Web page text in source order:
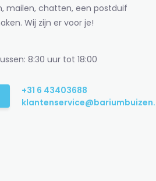
mailen, chatten, een postduif
Wij zijn er voor je!
8:30 uur tot 18:00
+31 6 43403688